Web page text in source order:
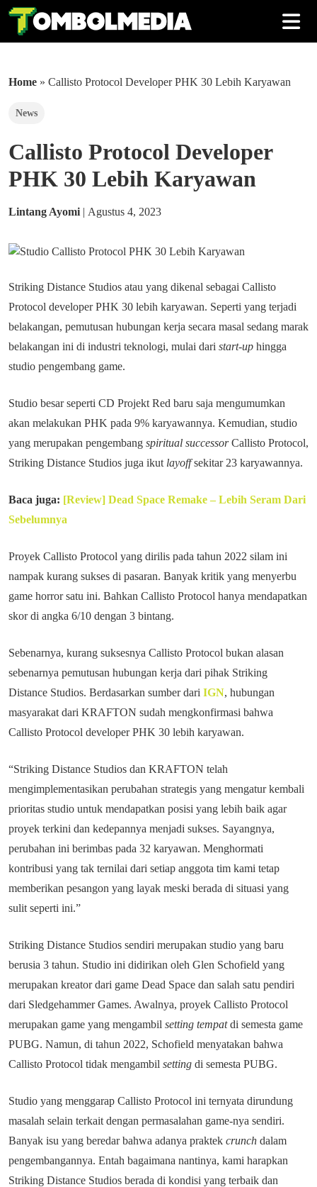
Home » Callisto Protocol Developer PHK 30 Lebih Karyawan
News
Callisto Protocol Developer
PHK 30 Lebih Karyawan
Lintang Ayomi | Agustus 4, 2023
Striking Distance Studios atau yang dikenal sebagai Callisto
Protocol developer PHK 30 lebih karyawan. Seperti yang terjadi
belakangan, pemutusan hubungan kerja secara masal sedang marak
belakangan ini di industri teknologi, mulai dari start-up hingga
studio pengembang game.
Studio besar seperti CD Projekt Red baru saja mengumumkan
akan melakukan PHK pada 9% karyawannya. Kemudian, studio
yang merupakan pengembang spiritual successorCallisto Protocol,
Striking Distance Studios juga ikut layoffsekitar 23 karyawannya.
Baca juga: [Review] Dead Space Remake – Lebih Seram Dari
Sebelumnya
Proyek Callisto Protocol yang dirilis pada tahun 2022 silam ini
nampak kurang sukses di pasaran. Banyak kritik yang menyerbu
game horror satu ini. Bahkan Callisto Protocol hanya mendapatkan
skor di angka 6/10 dengan 3 bintang.
Sebenarnya, kurang suksesnya Callisto Protocol bukan alasan
sebenarnya pemutusan hubungan kerja dari pihak Striking
Distance Studios. Berdasarkan sumber dari IGN, hubungan
masyarakat dari KRAFTON sudah mengkonfirmasi bahwa
Callisto Protocol developer PHK 30 lebih karyawan.
“Striking Distance Studios dan KRAFTON telah
mengimplementasikan perubahan strategis yang mengatur kembali
prioritas studio untuk mendapatkan posisi yang lebih baik agar
proyek terkini dan kedepannya menjadi sukses. Sayangnya,
perubahan ini berimbas pada 32 karyawan. Menghormati
kontribusi yang tak ternilai dari setiap anggota tim kami tetap
memberikan pesangon yang layak meski berada di situasi yang
sulit seperti ini.”
Striking Distance Studios sendiri merupakan studio yang baru
berusia 3 tahun. Studio ini didirikan oleh Glen Schofield yang
merupakan kreator dari game Dead Space dan salah satu pendiri
dari Sledgehammer Games. Awalnya, proyek Callisto Protocol
merupakan game yang mengambil setting tempatdi semesta game
PUBG. Namun, di tahun 2022, Schofield menyatakan bahwa
Callisto Protocol tidak mengambil setting di semesta PUBG.
Studio yang menggarap Callisto Protocol ini ternyata dirundung
masalah selain terkait dengan permasalahan game-nya sendiri.
Banyak isu yang beredar bahwa adanya praktek crunch dalam
pengembangannya. Entah bagaimana nantinya, kami harapkan
Striking Distance Studios berada di kondisi yang terbaik dan